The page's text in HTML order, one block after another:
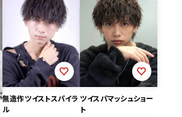
無造作ツイストスパイラ
ル
ツイスパマッシュショー
ト